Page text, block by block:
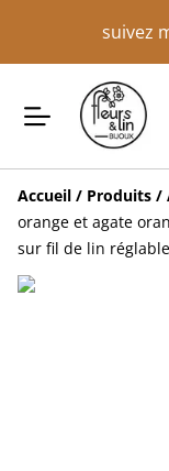
suivez
Accueil / Produits /
orange et agate
sur fil de lin réglable